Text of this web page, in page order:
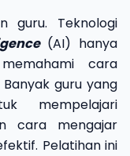
guru. Teknologi
(AI) hanya
cara
guru yang
mempelajari
cara mengajar
Pelatihan ini